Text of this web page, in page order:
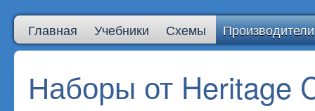
Главная Учебники Схемы Производители
Наборы от Heritage